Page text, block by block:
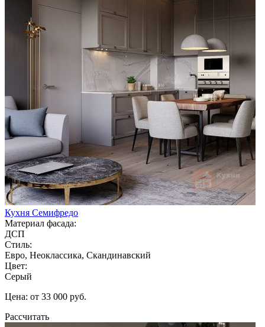
Кухня Семифредо
Материал фасада:
ДСП
Стиль:
Евро, Неоклассика, Скандинавский
Цвет:
Серый
Цена: от 33 000 руб.
Рассчитать